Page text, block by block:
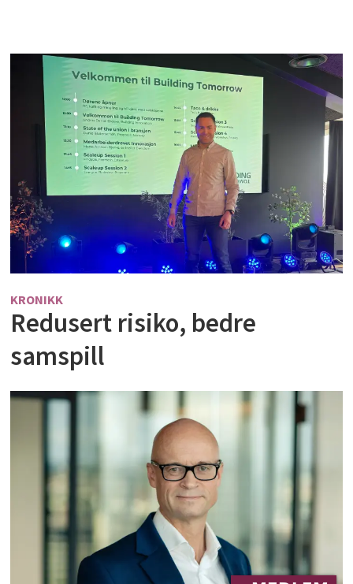
KRONIKK
Redusert risiko, bedre
samspill